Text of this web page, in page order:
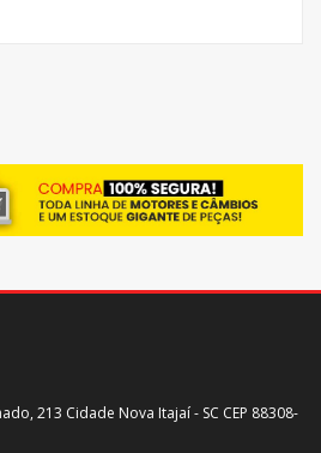
213 Cidade Nova Itajaí - SC CEP 88308-